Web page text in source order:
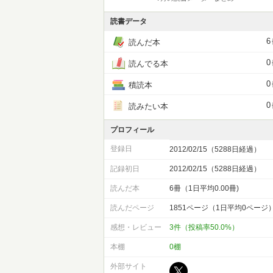
読書データ
読んだ本 6
読んでる本 0
積読本 0
読みたい本 0
プロフィール
登録日 2012/02/15（5288日経過）
記録初日 2012/02/15（5288日経過）
読んだ本 6冊（1日平均0.00冊)
読んだページ 1851ページ（1日平均0ページ）
感想・レビュー 3件（投稿率50.0%）
本棚 0棚
外部サイト